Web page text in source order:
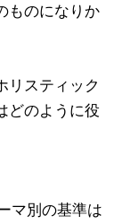
ものになりか
スティック
どのように役
マ別の基準は